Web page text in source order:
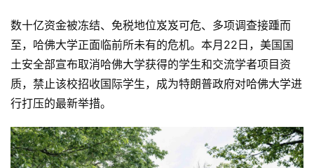
数十亿资金被冻结、免税地位岌岌可危、多项调查接踵而
至，哈佛大学正面临前所未有的危机。本月22日，美国国
土安全部宣布取消哈佛大学获得的学生和交流学者项目资
质，禁止该校招收国际学生，成为特朗普政府对哈佛大学进
行打压的最新举措。